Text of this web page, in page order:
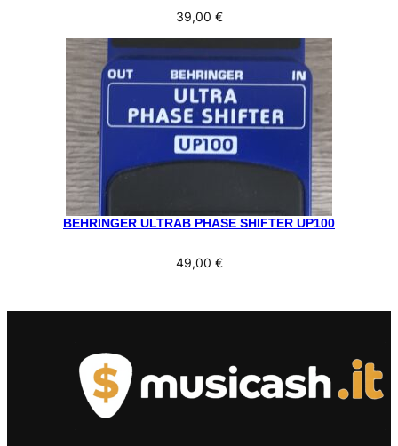
39,00 €
BEHRINGER ULTRAB PHASE SHIFTER UP100
49,00 €